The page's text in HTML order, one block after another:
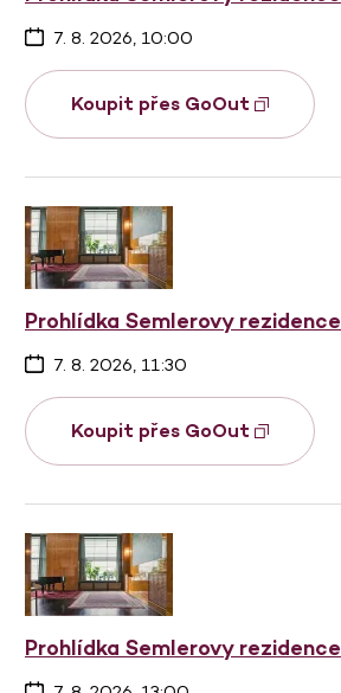
7. 8. 2026, 10:00
Koupit přes GoOut
Prohlídka Semlerovy rezidence
7. 8. 2026, 11:30
Koupit přes GoOut
Prohlídka Semlerovy rezidence